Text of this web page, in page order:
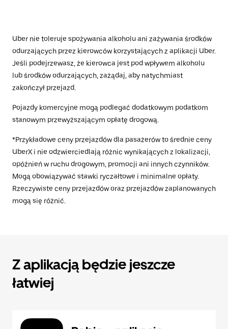
Uber nie toleruje spożywania alkoholu ani zażywania środków
odurzających przez kierowców korzystających z aplikacji Uber.
Jeśli podejrzewasz, że kierowca jest pod wpływem alkoholu
lub środków odurzających, zażądaj, aby natychmiast
zakończył przejazd.
Pojazdy komercyjne mogą podlegać dodatkowym podatkom
stanowym przewyższającym opłatę drogową.
*Przykładowe ceny przejazdów dla pasażerów to średnie ceny
UberX i nie odzwierciedlają różnic wynikających z lokalizacji,
opóźnień w ruchu drogowym, promocji ani innych czynników.
Mogą obowiązywać stawki ryczałtowe i minimalne opłaty.
Rzeczywiste ceny przejazdów oraz przejazdów zaplanowanych
mogą się różnić.
Z aplikacją będzie jeszcze
łatwiej